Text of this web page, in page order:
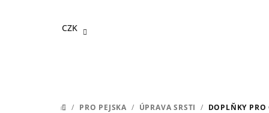
CZK
/ PRO PEJSKA / ÚPRAVA SRSTI / DOPLŇKY PRO